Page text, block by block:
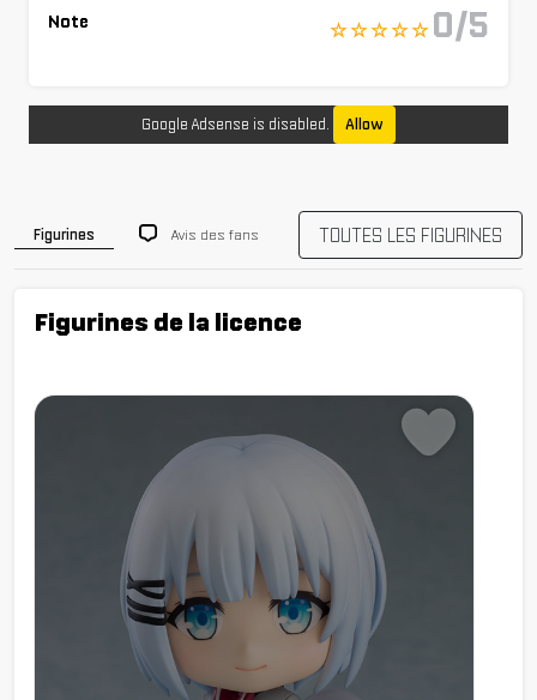
Note ☆ ☆ ☆ ☆ ☆ 0/5
Google Adsense is disabled. Allow
Figurines Avis des fans TOUTES LES FIGURINES
Figurines de la licence